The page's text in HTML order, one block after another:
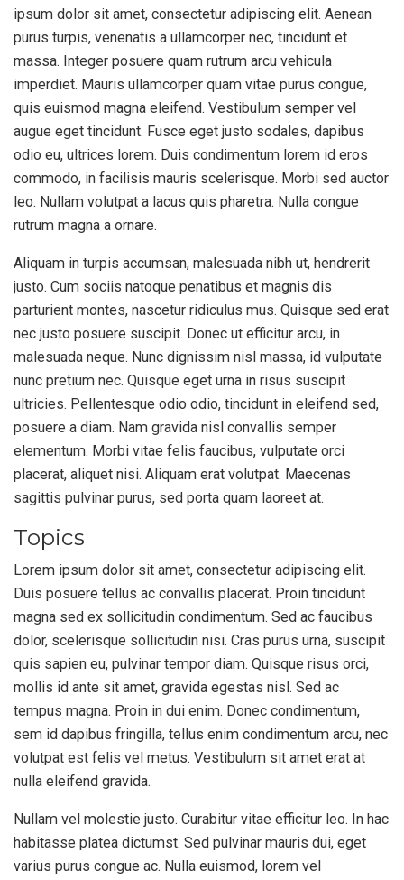
ipsum dolor sit amet, consectetur adipiscing elit. Aenean
purus turpis, venenatis a ullamcorper nec, tincidunt et
massa. Integer posuere quam rutrum arcu vehicula
imperdiet. Mauris ullamcorper quam vitae purus congue,
quis euismod magna eleifend. Vestibulum semper vel
augue eget tincidunt. Fusce eget justo sodales, dapibus
odio eu, ultrices lorem. Duis condimentum lorem id eros
commodo, in facilisis mauris scelerisque. Morbi sed auctor
leo. Nullam volutpat a lacus quis pharetra. Nulla congue
rutrum magna a ornare.
Aliquam in turpis accumsan, malesuada nibh ut, hendrerit
justo. Cum sociis natoque penatibus et magnis dis
parturient montes, nascetur ridiculus mus. Quisque sed erat
nec justo posuere suscipit. Donec ut efficitur arcu, in
malesuada neque. Nunc dignissim nisl massa, id vulputate
nunc pretium nec. Quisque eget urna in risus suscipit
ultricies. Pellentesque odio odio, tincidunt in eleifend sed,
posuere a diam. Nam gravida nisl convallis semper
elementum. Morbi vitae felis faucibus, vulputate orci
placerat, aliquet nisi. Aliquam erat volutpat. Maecenas
sagittis pulvinar purus, sed porta quam laoreet at.
Topics
Lorem ipsum dolor sit amet, consectetur adipiscing elit.
Duis posuere tellus ac convallis placerat. Proin tincidunt
magna sed ex sollicitudin condimentum. Sed ac faucibus
dolor, scelerisque sollicitudin nisi. Cras purus urna, suscipit
quis sapien eu, pulvinar tempor diam. Quisque risus orci,
mollis id ante sit amet, gravida egestas nisl. Sed ac
tempus magna. Proin in dui enim. Donec condimentum,
sem id dapibus fringilla, tellus enim condimentum arcu, nec
volutpat est felis vel metus. Vestibulum sit amet erat at
nulla eleifend gravida.
Nullam vel molestie justo. Curabitur vitae efficitur leo. In hac
habitasse platea dictumst. Sed pulvinar mauris dui, eget
varius purus congue ac. Nulla euismod, lorem vel